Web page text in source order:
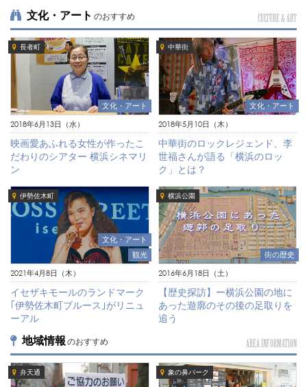
文化・アート のおすすめ CULTURE & ART
長者町
文化・アート
2018年6月13日（水）
映画愛あふれる女性が作ったこ
だわりのシアター 横浜シネマリ
ン
中華街
文化・アート
2018年5月10日（木）
中華街のロックレジェンド、李
世福さんが語る「横浜のロッ
ク」とは？
伊勢佐木町
文化・アート
観光
2021年4月8日（木）
イセザキモールのランドマーク
｢伊勢佐木町ブルース｣がリニュ
ーアル
横浜公園
街の歴史
2016年6月18日（土）
【歴史探訪】ー横浜公園の地に
あった遊廓のその後の足取りを
追う
地域情報 のおすすめ AREA INFORMATION
弁天通 象の鼻パーク